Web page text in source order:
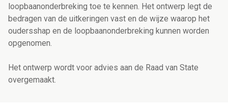
loopbaanonderbreking toe te kennen. Het ontwerp legt de
bedragen van de uitkeringen vast en de wijze waarop het
oudersshap en de loopbaanonderbreking kunnen worden
opgenomen.
Het ontwerp wordt voor advies aan de Raad van State
overgemaakt.